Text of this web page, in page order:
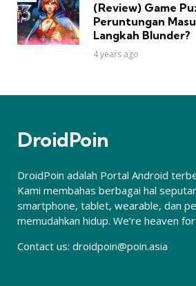
(Review) Game
Peruntungan
Langkah Blunder?
4 years ago
DroidPoin
DroidPoin adalah Portal Android
Kami membahas berbagai hal
smartphone, tablet, wearable, dan
memudahkan hidup. We’re heaven
Contact us: droidpoin@poin.asia